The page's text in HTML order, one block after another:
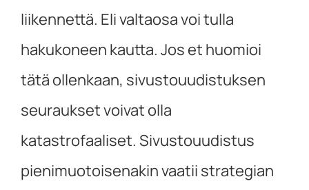
liikennettä. Eli valtaosa voi tulla
hakukoneen kautta. Jos et huomioi
tätä ollenkaan, sivustouudistuksen
seuraukset voivat olla
katastrofaaliset. Sivustouudistus
pienimuotoisenakin vaatii strategian